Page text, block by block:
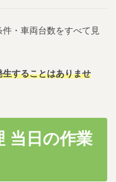
・車両台数をすべて見
することはありませ
当日の作業